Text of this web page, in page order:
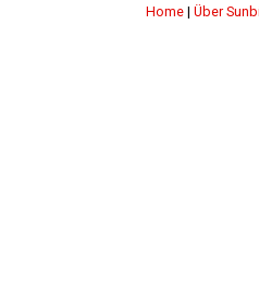
Home | Über